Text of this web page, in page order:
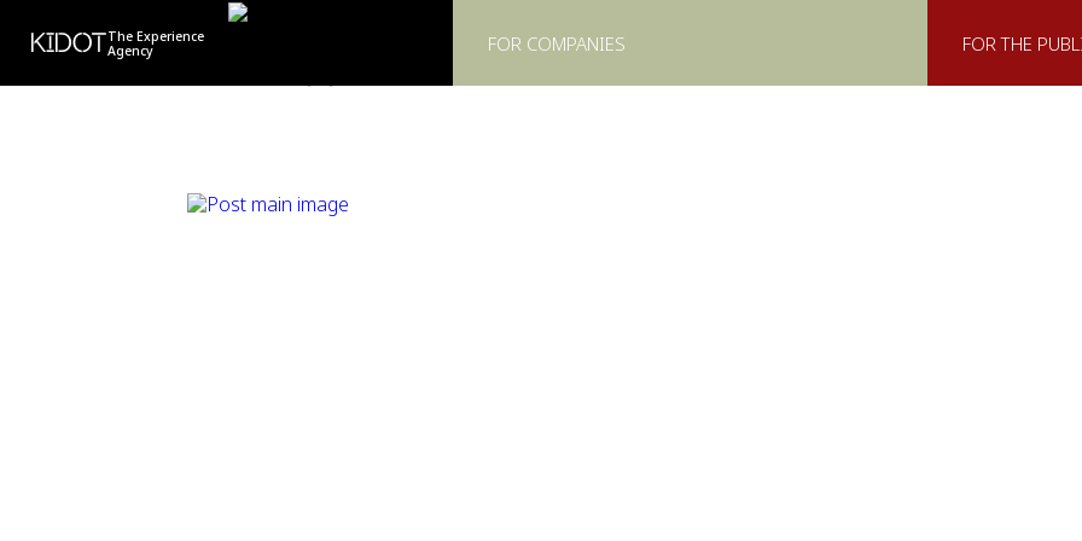
KIDOTThe Experience
Agency
FOR COMPANIES FOR THE